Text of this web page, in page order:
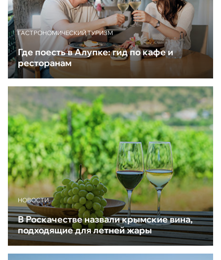
ГАСТРОНОМИЧЕСКИЙ ТУРИЗМ
Где поесть в Алупке: гид по кафе и
ресторанам
НОВОСТИ
В Роскачестве назвали крымские вина,
подходящие для летней жары